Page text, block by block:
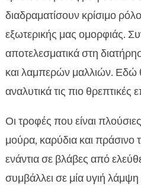
διαδραματίσουν κρίσιμο
εξωτερικής μας ομορφιάς.
αποτελεσματικά στη
και λαμπερών μαλλιών. Εδώ
αναλυτικά τις πιο θρεπτικές
Οι τροφές που είναι
μούρα, καρύδια και πράσινο
ενάντια σε βλάβες από
συμβάλλει σε μία υγιή